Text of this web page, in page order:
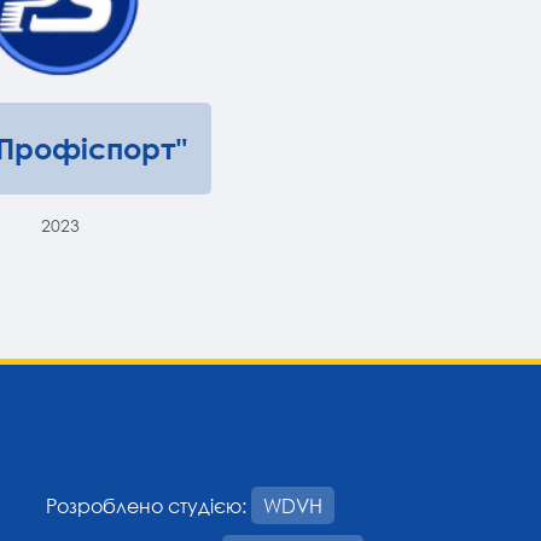
2023
Розроблено студією: WDVH